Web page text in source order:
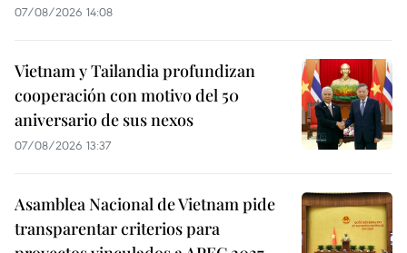
07/08/2026 14:08
Vietnam y Tailandia profundizan
cooperación con motivo del 50
aniversario de sus nexos
07/08/2026 13:37
Asamblea Nacional de Vietnam pide
transparentar criterios para